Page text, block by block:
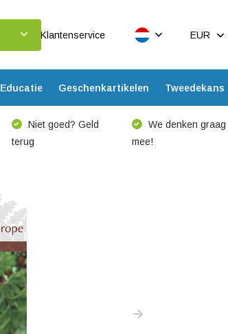
Klantenservice EUR
Educatie Geschenkartikelen Tweedekans
Niet goed? Geld
terug
We denken graag
mee!